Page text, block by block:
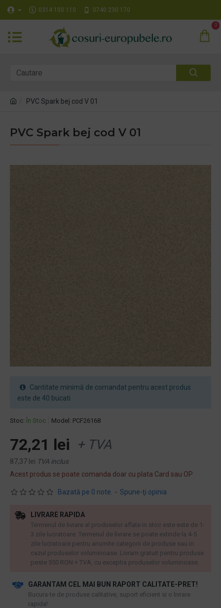
0314 100 110 0740 230 170
0
PVC Spark bej cod V 01
PVC Spark bej cod V 01
Stoc: În Stoc Model: PCF26168
Bazată pe 0 note. - Spune-ţi opinia
72,21 lei + TVA
87,37 lei TVA inclus
Acest produs se poate comanda doar cu plata Card sau OP
Cantitate minimă de comandat pentru acest produs
este de 40 bucati
GARANTAM CEL MAI BUN RAPORT CALITATE-PRET!
​Bucura-te de produse calitative, suport eficient si o livrare
rapida!
LIVRARE RAPIDA
Termenul de livrare al produselor aflate in stoc este este de 1-
3 zile lucratoare. Termenul de livrare se poate extinde la 4-5
zile lucratoare pentru anumite categorii de produse sau in
cazul produselor voluminoase. Livram gratuit pentru produse
peste 550 RON + TVA, cu exceptia produselor voluminoase.